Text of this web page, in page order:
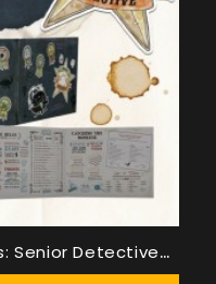
Senior Detective